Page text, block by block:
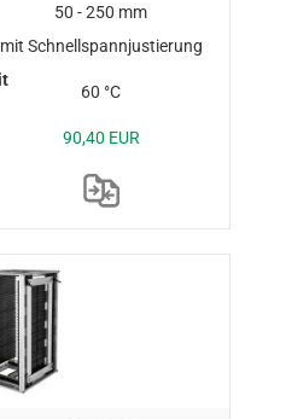
50 - 250 mm
mit Schnellspannjustierung
60 °C
90,40 EUR